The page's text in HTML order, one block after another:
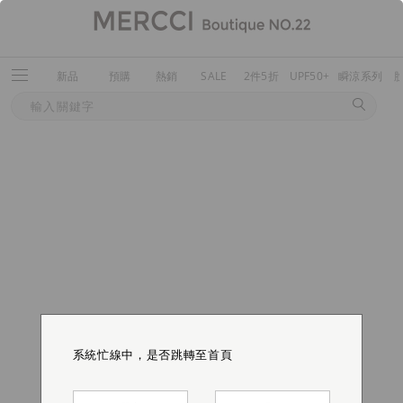
新品 預購 熱銷 SALE 2件5折 UPF50+ 瞬涼系列
系統忙線中，是否跳轉至首頁
系統忙線中，是否跳轉至首頁
系統忙線中，是否跳轉至首頁
系統忙線中，是否跳轉至首頁
系統忙線中，是否跳轉至首頁